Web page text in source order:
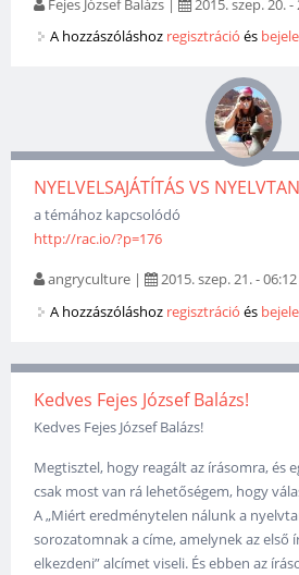
A hozzászóláshoz regisztráció és
NYELVELSAJÁTÍTÁS VS
a témához kapcsolódó
http://rac.io/?p=176
angryculture | 2015. szep. 21. - 06:12
A hozzászóláshoz regisztráció és
Kedves Fejes József Balázs!
Kedves Fejes József Balázs!
Megtisztel, hogy reagált az írásomra, és
csak most van rá lehetőségem, hogy
A „Miért eredménytelen nálunk a
sorozatomnak a címe, amelynek az első
elkezdeni” alcímet viseli. És ebben az